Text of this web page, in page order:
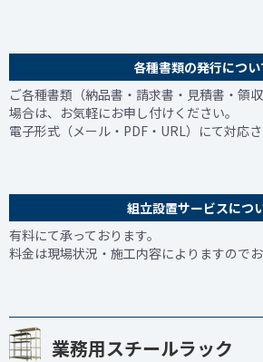
各種書類の発行につい
ご各種書類（納品書・請求書・見積書・領
場合は、お気軽にお申し付けください。
電子形式（メール・PDF・URL）にて対応さ
組立設置サービスにつ
有料にて承っております。
料金は現場状況・施工内容によりますので
業務用スチールラック